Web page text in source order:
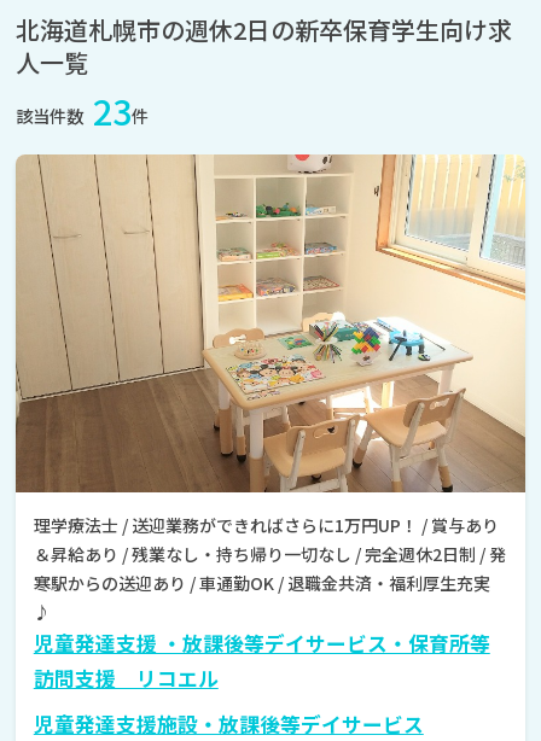
北海道札幌市の週休2日の新卒保育学生向け求
人一覧
該当件数 23件
理学療法士 / 送迎業務ができればさらに1万円UP！ / 賞与あり
＆昇給あり / 残業なし・持ち帰り一切なし / 完全週休2日制 / 発
寒駅からの送迎あり / 車通勤OK / 退職金共済・福利厚生充実
♪
児童発達支援 ・放課後等デイサービス・保育所等
訪問支援 リコエル
児童発達支援施設・放課後等デイサービス